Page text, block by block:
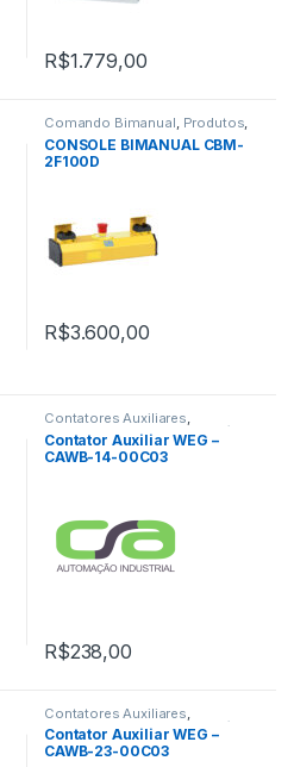
R$1.779,00
Comando Bimanual, Produtos,
Soluções em Segurança de
Máquinas
CONSOLE BIMANUAL CBM-
2F100D
R$3.600,00
Contatores Auxiliares
Contatores Tripolares e Relés
Térmicos
Contator Auxiliar WEG –
CAWB-14-00C03
R$238,00
Contatores Auxiliares
Contatores Tripolares e Relés
Térmicos
Contator Auxiliar WEG –
CAWB-23-00C03